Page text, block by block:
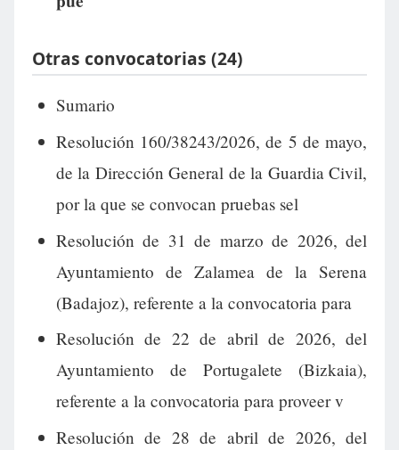
Otras convocatorias (24)
Sumario
Resolución 160/38243/2026, de 5 de mayo,
de la Dirección General de la Guardia Civil,
por la que se convocan pruebas sel
Resolución de 31 de marzo de 2026, del
Ayuntamiento de Zalamea de la Serena
(Badajoz), referente a la convocatoria para
Resolución de 22 de abril de 2026, del
Ayuntamiento de Portugalete (Bizkaia),
referente a la convocatoria para proveer v
Resolución de 28 de abril de 2026, del